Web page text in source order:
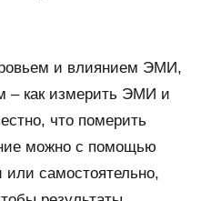
и влиянием ЭМИ,
– как измерить ЭМИ и
что померить
можно с помощью
самостоятельно,